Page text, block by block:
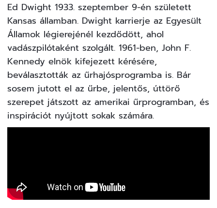
Ed Dwight 1933. szeptember 9-én született
Kansas államban. Dwight karrierje az Egyesült
Államok légierejénél kezdődött, ahol
vadászpilótaként szolgált. 1961-ben, John F.
Kennedy elnök kifejezett kérésére,
beválasztották az űrhajósprogramba is. Bár
sosem jutott el az űrbe, jelentős, úttörő
szerepet játszott az amerikai űrprogramban, és
inspirációt nyújtott sokak számára.